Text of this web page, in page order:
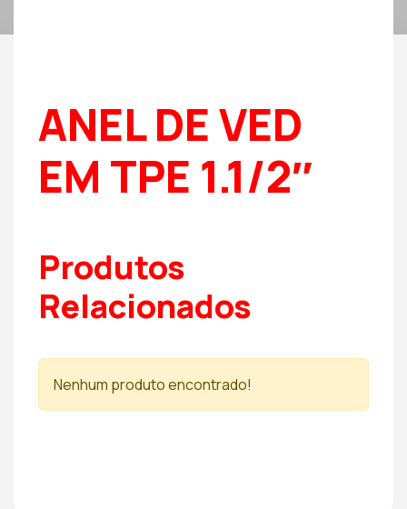
ANEL DE VED
EM TPE 1.1/2″
Produtos
Relacionados
Nenhum produto encontrado!